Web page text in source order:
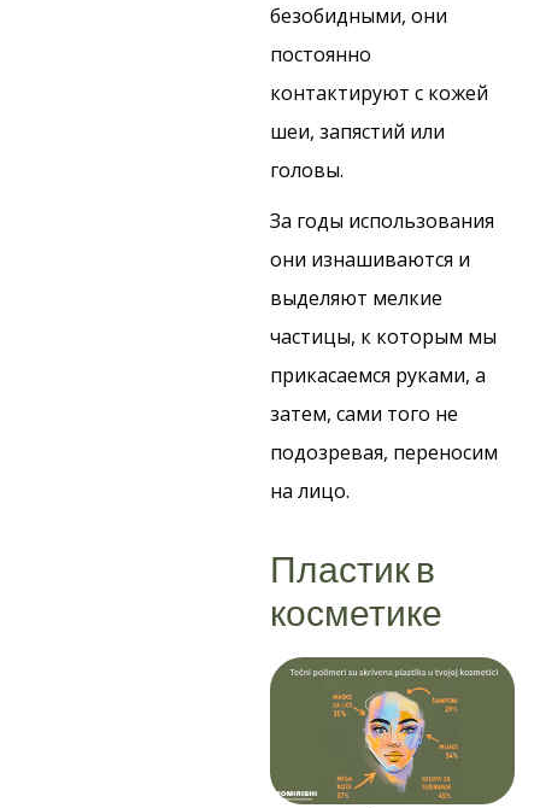
безобидными, они
постоянно
контактируют с кожей
шеи, запястий или
головы.
За годы использования
они изнашиваются и
выделяют мелкие
частицы, к которым мы
прикасаемся руками, а
затем, сами того не
подозревая, переносим
на лицо.
Пластик в
косметике